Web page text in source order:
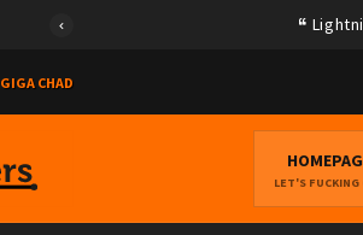
GIGA CHAD
LET'S FUCKING